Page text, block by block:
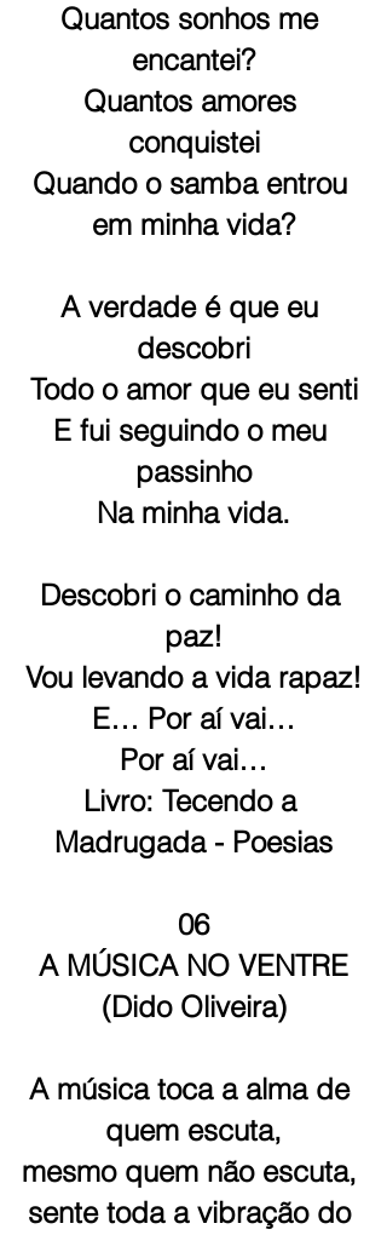
Quantos sonhos me
encantei?
Quantos amores
conquistei
Quando o samba entrou
em minha vida?
A verdade é que eu
descobri
Todo o amor que eu senti
E fui seguindo o meu
passinho
Na minha vida.
Descobri o caminho da
paz!
Vou levando a vida rapaz!
E… Por aí vai…
Por aí vai…
Livro: Tecendo a
Madrugada - Poesias
06
A MÚSICA NO VENTRE
(Dido Oliveira)
A música toca a alma de
quem escuta,
mesmo quem não escuta,
sente toda a vibração do